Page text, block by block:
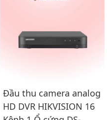
Đầu thu camera analog
HD DVR HIKVISION 16